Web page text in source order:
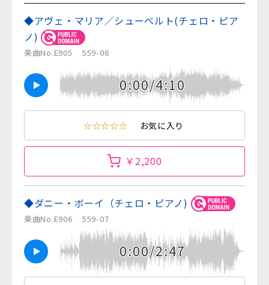
◆アヴェ・マリア／シューベルト(チェロ・ピア
ノ)
楽曲No.E905 559-06
0:00/4:10
☆☆☆☆☆ お気に入り
￥2,200
◆ダニー・ボーイ（チェロ・ピアノ)
楽曲No.E906 559-07
0:00/2:47